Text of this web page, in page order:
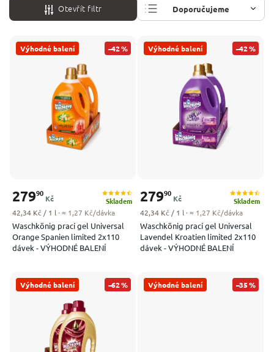
a dalších. Jednotlivé kusy a další sortiment řeší sekce
Drogerie a kosmetikaaPraní.
Doporučujeme
Nejprodávanější
Abecedně
Otevřít filtr
Výhodné balení –42 %
Waschkönig prací gel Universal
Orange Spanien limited 2x110
dávek - VÝHODNÉ BALENÍ
Skladem
27990
Kč
Měrná cena:
42,34 Kč / 1 l · ≈ 1,27 Kč/dávka
Výhodné balení –42 %
Waschkönig prací gel Universal
Lavendel Kroatien limited 2x110
dávek - VÝHODNÉ BALENÍ
Skladem
27990
Kč
Měrná cena:
42,34 Kč / 1 l · ≈ 1,27 Kč/dávka
Výhodné balení –62 % Výhodné balení –35 %